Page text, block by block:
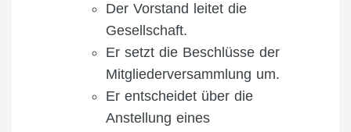
Der Vorstand leitet die
Gesellschaft.
Er setzt die Beschlüsse der
Mitgliederversammlung um.
Er entscheidet über die
Anstellung eines